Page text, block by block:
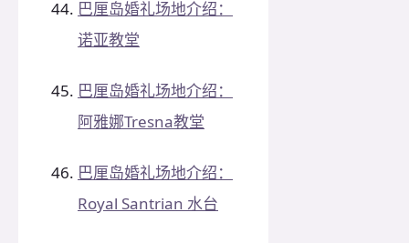
巴厘岛婚礼场地介绍：
诺亚教堂
巴厘岛婚礼场地介绍：
阿雅娜Tresna教堂
巴厘岛婚礼场地介绍：
Royal Santrian 水台